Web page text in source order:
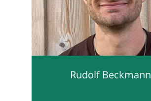
Rudolf Beckmann